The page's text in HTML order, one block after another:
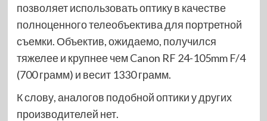
позволяет использовать оптику в качестве
полноценного телеобъектива для портретной
съемки. Объектив, ожидаемо, получился
тяжелее и крупнее чем Canon RF 24-105mm F/4
(700 грамм) и весит 1330 грамм.
К слову, аналогов подобной оптики у других
производителей нет.